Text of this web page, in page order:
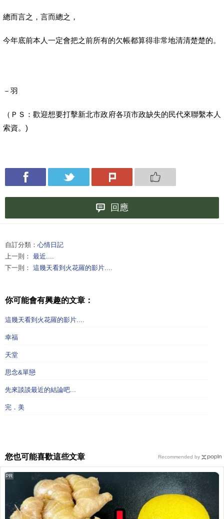
總而言之，言而總之，
今年底前本人一定會把之前所有的欠帳都算得非常地清清楚楚的。
－羽
（ＰＳ：歡迎想要打擊新北市政府各項市政缺失的民代來聯繫本人
索資。)
回應
自訂分類： 心情日記
上一則： 最近....
下一則： 這幾天看到火花羅的影片....
你可能會有興趣的文章：
這幾天看到火花羅的影片....
幸福
天堂
思念&單戀
先來談談最近的結論吧...
完．美
您也可能喜歡這些文章
PR
Recommended by